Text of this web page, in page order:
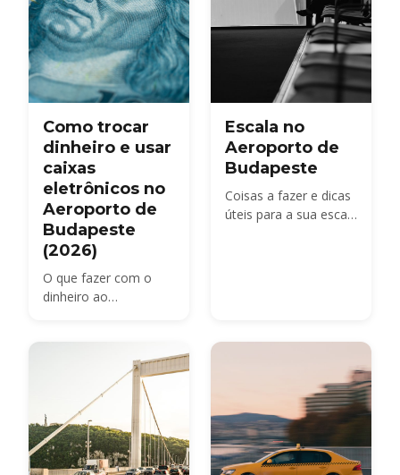
Como trocar
dinheiro e usar
caixas
eletrônicos no
Aeroporto de
Budapeste
(2026)
O que fazer com o
dinheiro ao
caixas eletrônicos
evitar, por que pagar
em forint e quanto
dinheiro em espécie
você realmente
precisa em 2026.
Escala no
Aeroporto de
Budapeste
Coisas a fazer e dicas
úteis para a sua escala